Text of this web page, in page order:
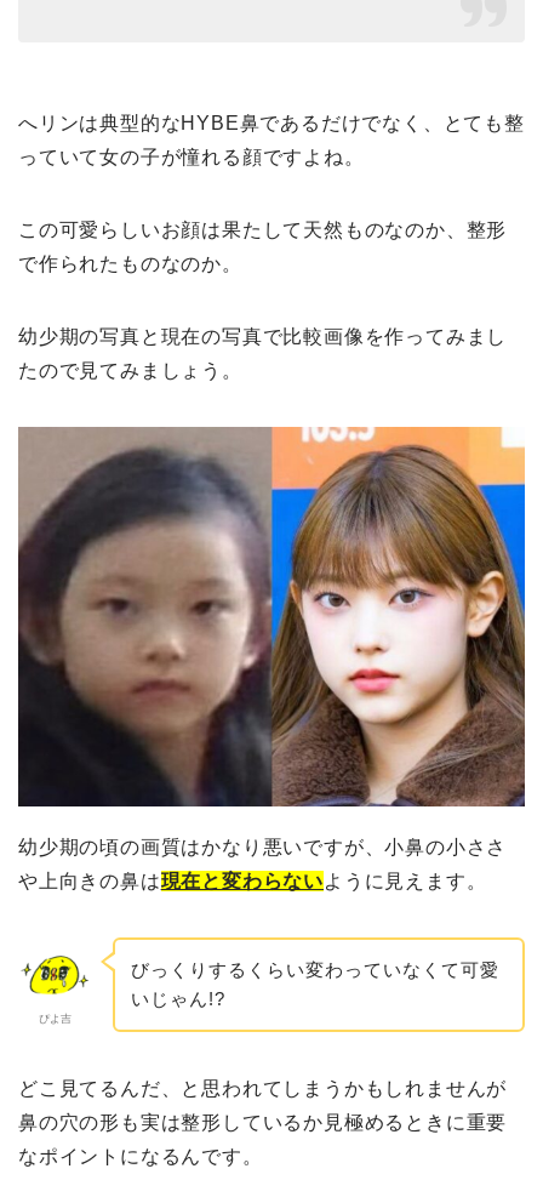
へリンは典型的なHYBE鼻であるだけでなく、とても整
っていて女の子が憧れる顔ですよね。
この可愛らしいお顔は果たして天然ものなのか、整形
で作られたものなのか。
幼少期の写真と現在の写真で比較画像を作ってみまし
たので見てみましょう。
幼少期の頃の画質はかなり悪いですが、小鼻の小ささ
や上向きの鼻は現在と変わらないように見えます。
ぴよ吉
びっくりするくらい変わっていなくて可愛
いじゃん!?
どこ見てるんだ、と思われてしまうかもしれませんが
鼻の穴の形も実は整形しているか見極めるときに重要
なポイントになるんです。